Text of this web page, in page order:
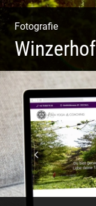
Fotografie
Ganz neu durfte